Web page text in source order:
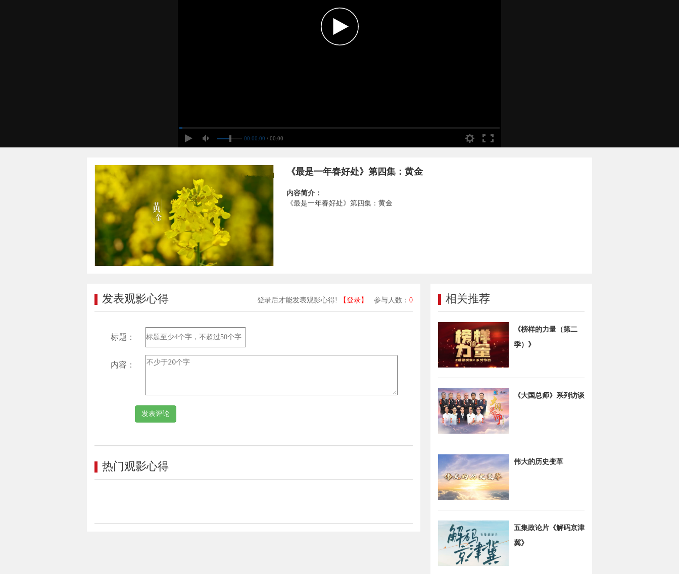
00:00:00 / 00:00
《最是一年春好处》第四集：黄金
内容简介：
《最是一年春好处》第四集：黄金
登录后才能发表观影心得! 【登录】 参与人数： 0
发表观影心得
标题：
内容：
热门观影心得
相关推荐
《榜样的力量（第二
季）》
《大国总师》系列访谈
伟大的历史变革
五集政论片《解码京津
冀》